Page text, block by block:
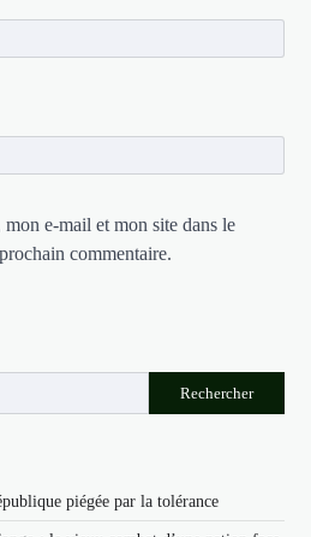
e-mail et mon site dans le
commentaire.
Rechercher
piégée par la tolérance